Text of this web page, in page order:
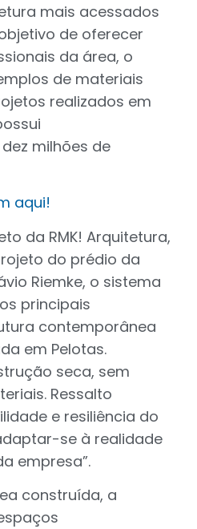
mais acessados
de oferecer
da área, o
de materiais
realizados em
milhões de
aqui!
da RMK! Arquitetura,
do prédio da
Riemke, o sistema
principais
contemporânea
em Pelotas.
seca, sem
Ressalto
e resiliência do
se à realidade
empresa”.
construída, a